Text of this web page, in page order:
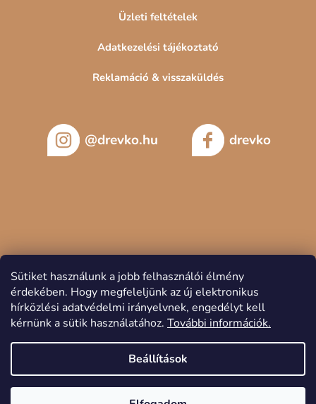
Sütiket használunk a jobb felhasználói élmény
érdekében. Hogy megfeleljünk az új elektronikus
hírközlési adatvédelmi irányelvnek, engedélyt kell
kérnünk a sütik használatához. További információk.
Beállítások
Üzleti feltételek
Adatkezelési tájékoztató
Reklamáció & visszaküldés
@drevko.hu drevko